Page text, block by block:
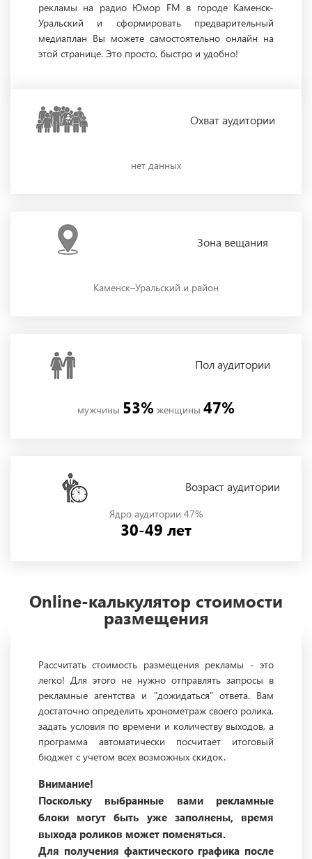
рекламы на радио Юмор FM в городе Каменск-
Уральский и сформировать предварительный
медиаплан Вы можете самостоятельно онлайн на
этой странице. Это просто, быстро и удобно!
Охватаудитории
нет данных
Зона вещания
Каменск–Уральский и район
Полаудитории
мужчины 53% женщины 47%
Возраст аудитории
Ядро аудитории 47%
30-49 лет
Online-калькулятор стоимости
размещения
Рассчитать стоимость размещения рекламы - это
легко! Для этого не нужно отправлять запросы в
рекламные агентства и "дожидаться" ответа. Вам
достаточно определить хронометраж своего ролика,
задать условия по времени и количеству выходов, а
программа автоматически посчитает итоговый
бюджет с учетом всех возможных скидок.
Внимание!
Поскольку выбранные вами рекламные
блоки могут быть уже заполнены, время
выхода роликов может поменяться.
Для получения фактического графика после